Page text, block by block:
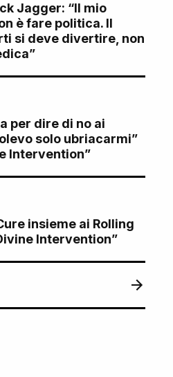
Jagger: “Il mio
è fare politica. Il
si deve divertire, non
per dire di no ai
solo ubriacarmi”
Intervention”
insieme ai Rolling
Intervention”